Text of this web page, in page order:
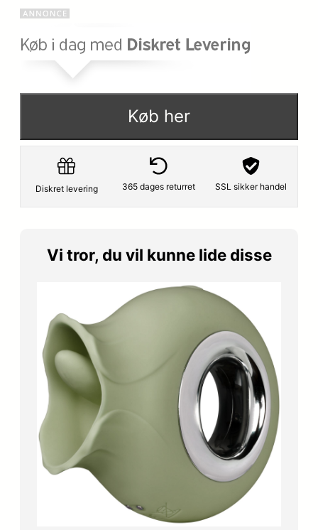
p
i
s
v
a
.
s
:
2
1
,
k
r
.
Køb her
Diskret levering 365 dages returret SSL sikker handel
Vi tror, du vil kunne lide disse